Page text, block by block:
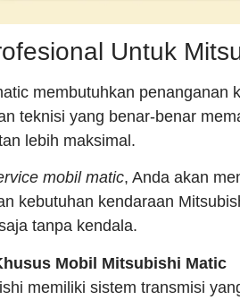
Untuk
membutuhkan penanganan
teknisi yang benar-benar
lebih maksimal.
mobil matic, Anda akan
kebutuhan kendaraan
tanpa kendala.
Mobil Mitsubishi Matic
memiliki sistem transmisi